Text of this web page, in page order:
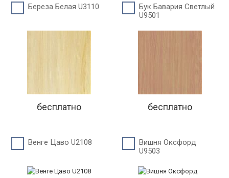
Береза Белая U3110
бесплатно
Бук Бавария Светлый
U9501
бесплатно
Венге Цаво U2108
Вишня Оксфорд
U9503